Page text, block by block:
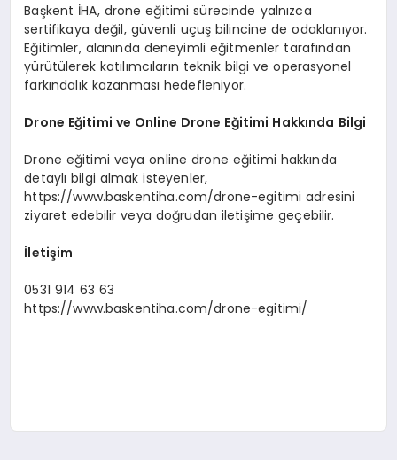
Başkent İHA, drone eğitimi sürecinde yalnızca
sertifikaya değil, güvenli uçuş bilincine de odaklanıyor.
Eğitimler, alanında deneyimli eğitmenler tarafından
yürütülerek katılımcıların teknik bilgi ve operasyonel
farkındalık kazanması hedefleniyor.
Drone Eğitimi ve Online Drone Eğitimi Hakkında Bilgi
Drone eğitimi veya online drone eğitimi hakkında
detaylı bilgi almak isteyenler,
https://www.baskentiha.com/drone-egitimi adresini
ziyaret edebilir veya doğrudan iletişime geçebilir.
İletişim
0531 914 63 63
https://www.baskentiha.com/drone-egitimi/